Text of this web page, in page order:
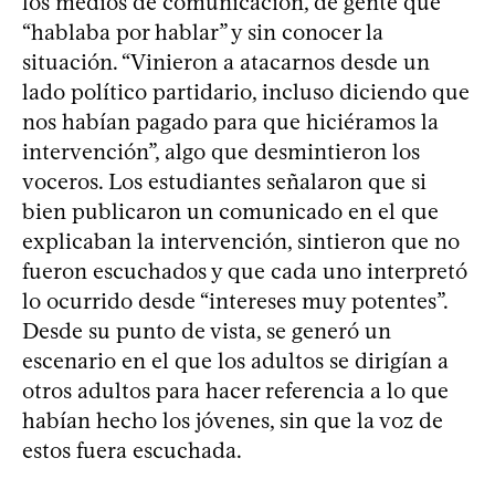
“hablaba por hablar” y sin conocer la
situación. “Vinieron a atacarnos desde un
lado político partidario, incluso diciendo que
nos habían pagado para que hiciéramos la
intervención”, algo que desmintieron los
voceros. Los estudiantes señalaron que si
bien publicaron un comunicado en el que
explicaban la intervención, sintieron que no
fueron escuchados y que cada uno interpretó
lo ocurrido desde “intereses muy potentes”.
Desde su punto de vista, se generó un
escenario en el que los adultos se dirigían a
otros adultos para hacer referencia a lo que
habían hecho los jóvenes, sin que la voz de
estos fuera escuchada.